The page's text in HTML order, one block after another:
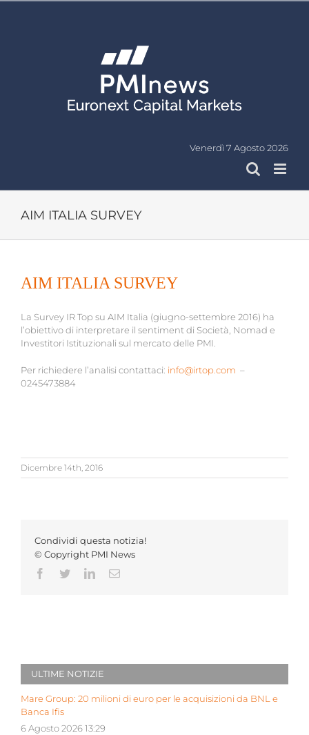
Venerdì 7 Agosto 2026
AIM ITALIA SURVEY
AIM ITALIA SURVEY
La Survey IR Top su AIM Italia (giugno-settembre 2016) ha
l’obiettivo di interpretare il sentiment di Società, Nomad e
Investitori Istituzionali sul mercato delle PMI.
Per richiedere l’analisi contattaci: info@irtop.com –
0245473884
Dicembre 14th, 2016
Condividi questa notizia!
© Copyright PMI News
Facebook
TwitterLinkedInEmail
ULTIME NOTIZIE
Mare Group: 20 milioni di euro per le acquisizioni da BNL e
Banca Ifis
6 Agosto 2026 13:29